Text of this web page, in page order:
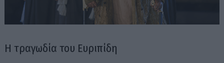
Η τραγωδία του Ευριπίδη